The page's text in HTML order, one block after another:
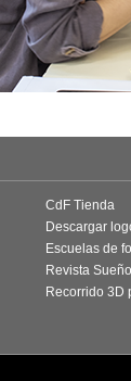
CdF Tienda
Descargar
Escuelas de
Revista
Recorrido 3D